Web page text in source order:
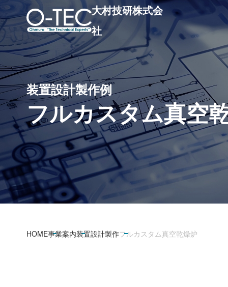
大村技研株式会
社
装置設計製作例
フルカスタム真空
HOME事業案内装置設計製作フルカスタム真空乾燥炉